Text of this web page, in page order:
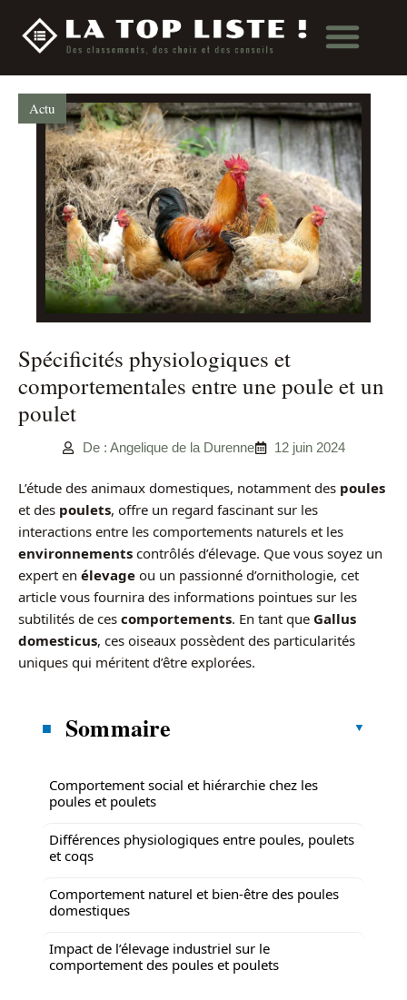
Actu
Spécificités physiologiques et
comportementales entre une poule et un
poulet
De : Angelique de la Durenne 12 juin 2024
L’étude des animaux domestiques, notamment des poules
et des poulets, offre un regard fascinant sur les
interactions entre les comportements naturels et les
environnements contrôlés d’élevage. Que vous soyez un
expert en élevage ou un passionné d’ornithologie, cet
article vous fournira des informations pointues sur les
subtilités de ces comportements. En tant que Gallus
domesticus, ces oiseaux possèdent des particularités
uniques qui méritent d’être explorées.
Sommaire
Comportement social et hiérarchie chez les
poules et poulets
Différences physiologiques entre poules, poulets
et coqs
Comportement naturel et bien-être des poules
domestiques
Impact de l’élevage industriel sur le
comportement des poules et poulets